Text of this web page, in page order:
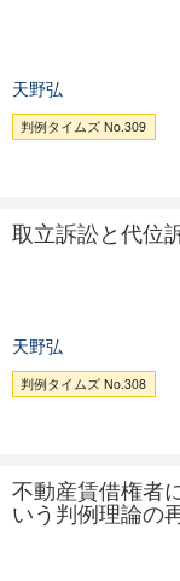
天野弘
判例タイムズ No.309
取立訴訟と代位
天野弘
判例タイムズ No.308
不動産賃借権者
いう判例理論の